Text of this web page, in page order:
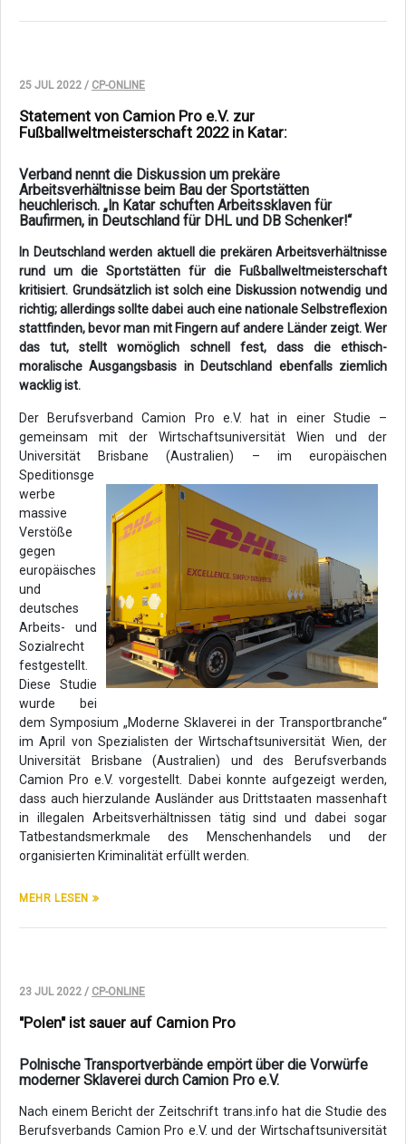
25 JUL 2022 / CP-ONLINE
Statement von Camion Pro e.V. zur
Fußballweltmeisterschaft 2022 in Katar:
Verband nennt die Diskussion um prekäre
Arbeitsverhältnisse beim Bau der Sportstätten
heuchlerisch. „In Katar schuften Arbeitssklaven für
Baufirmen, in Deutschland für DHL und DB Schenker!“
In Deutschland werden aktuell die prekären Arbeitsverhältnisse
rund um die Sportstätten für die Fußballweltmeisterschaft
kritisiert. Grundsätzlich ist solch eine Diskussion notwendig und
richtig; allerdings sollte dabei auch eine nationale Selbstreflexion
stattfinden, bevor man mit Fingern auf andere Länder zeigt. Wer
das tut, stellt womöglich schnell fest, dass die ethisch-
moralische Ausgangsbasis in Deutschland ebenfalls ziemlich
wacklig ist.
Der Berufsverband Camion Pro e.V. hat in einer Studie –
gemeinsam mit der Wirtschaftsuniversität Wien und der
Universität Brisbane (Australien) – im europäischen
Speditionsge
werbe
massive
Verstöße
gegen
europäisches
und
deutsches
Arbeits- und
Sozialrecht
festgestellt.
Diese Studie
wurde bei
dem Symposium „Moderne Sklaverei in der Transportbranche“
im April von Spezialisten der Wirtschaftsuniversität Wien, der
Universität Brisbane (Australien) und des Berufsverbands
Camion Pro e.V. vorgestellt. Dabei konnte aufgezeigt werden,
dass auch hierzulande Ausländer aus Drittstaaten massenhaft
in illegalen Arbeitsverhältnissen tätig sind und dabei sogar
Tatbestandsmerkmale des Menschenhandels und der
organisierten Kriminalität erfüllt werden.
MEHR LESEN
23 JUL 2022 / CP-ONLINE
"Polen" ist sauer auf Camion Pro
Polnische Transportverbände empört über die Vorwürfe
moderner Sklaverei durch Camion Pro e.V.
Nach einem Bericht der Zeitschrift trans.info hat die Studie des
Berufsverbands Camion Pro e.V. und der Wirtschaftsuniversität